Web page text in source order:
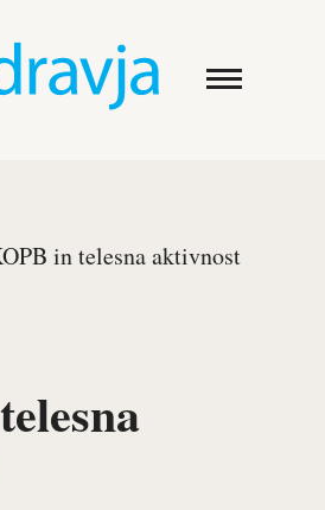
in telesna aktivnost